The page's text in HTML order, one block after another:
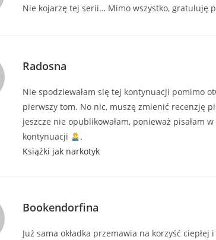
Nie kojarzę tej serii… Mimo wszystko, gratuluję
Radosna
Nie spodziewałam się tej kontynuacji pomimo
pierwszy tom. No nic, muszę zmienić recenzję
jeszcze nie opublikowałam, ponieważ pisałam
kontynuacji
.
Książki jak narkotyk
Bookendorfina
Już sama okładka przemawia na korzyść